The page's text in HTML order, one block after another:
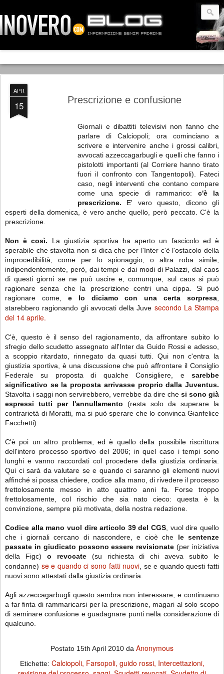
APR
15 Prescrizione e confusione
Giornali e dibattiti televisivi non fanno che
parlare di Calciopoli; ora cominciano a
scrivere e intervenire anche i grossi calibri,
avvocati azzeccagarbugli e quelli che fanno i
pistolotti importanti (al Corriere hanno tirato
fuori il confronto con Tangentopoli). Fateci
caso, negli interventi che contano compare
come una specie di rammarico: c'è la
prescrizione. E' vero questo, dicono gli
esperti della domenica, è vero anche quello, però peccato. C'è la
prescrizione.
Non è così. La giustizia sportiva ha aperto un fascicolo ed è
sperabile che stavolta non si dica che per l'Inter c'è l'ostacolo della
improcedibilità, come per lo spionaggio, o altra roba simile;
indipendentemente, però, dai tempi e dai modi di Palazzi, dal caos
di questi giorni se ne può uscire e, comunque, sul caos si può
ragionare senza che la prescrizione centri una cippa. Si può
ragionare come, e lo diciamo con una certa sorpresa
starebbero ragionando gli avvocati della Juve secondo La Stampa
del 14 aprile.
C'è, questo è il senso del ragionamento, da affrontare subito lo
sfregio dello scudetto assegnato all'Inter da Guido Rossi e adesso,
a scoppio ritardato, rinnegato da quasi tutti. Qui non c'entra la
giustizia sportiva, è una discussione che può affrontare il Consiglio
Federale su proposta di qualche Consigliere, e sarebbe
significativo se la proposta arrivasse proprio dalla Juventus.
Stavolta i saggi non servirebbero, verrebbe da dire che si sono già
espressi tutti per l'annullamento (resta solo da superare la
contrarietà di Moratti, ma si può sperare che lo convinca Gianfelice
Facchetti).
C'è poi un altro problema, ed è quello della possibile riscrittura
dell'intero processo sportivo del 2006; in quel caso i tempi sono
lunghi e vanno raccordati col procedere della giustizia ordinaria.
Qui ci sarà da valutare se e quando ci saranno gli elementi nuovi
affinché si possa chiedere, codice alla mano, di rivedere il processo
frettolosamente messo in atto quattro anni fa. Forse troppo
frettolosamente, col rischio che sia nato cieco: questa è la
convinzione, sempre più motivata, della nostra redazione.
Codice alla mano vuol dire articolo 39 del CGS , vuol dire quello
che i giornali cercano di nascondere, e cioè che le sentenze
passate in giudicato possono essere revisionate (per iniziativa
della Figc) o revocate(su richiesta di chi aveva subito le
condanne) se e quando ci sono fatti nuovi , se e quando questi fatti
nuovi sono attestati dalla giustizia ordinaria.
Agli azzeccagarbugli questo sembra non interessare, e continuano
a far finta di rammaricarsi per la prescrizione, magari al solo scopo
di seminare confusione e guadagnare punti nella considerazione di
qualcuno.
Postato 15th April 2010 da Anonymous
Etichette: Calciopoli Farsopoli guido rossi Intercettazioni